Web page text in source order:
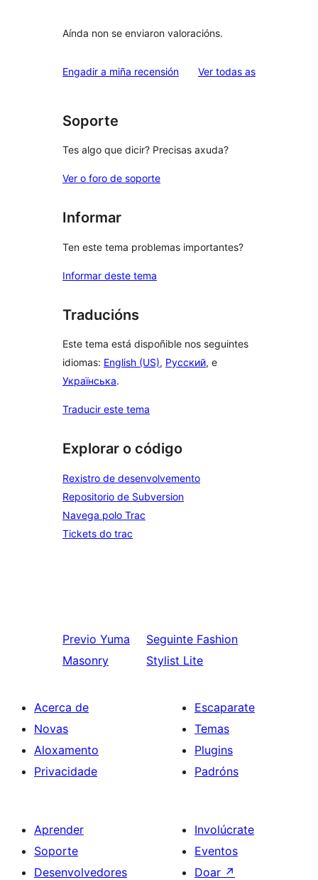
Aínda non se enviaron valoracións.
Engadir a miña recensión Ver todas asvaloracións
Soporte
Tes algo que dicir? Precisas axuda?
Ver o foro de soporte
Informar
Ten este tema problemas importantes?
Informar deste tema
Traducións
Este tema está dispoñible nos seguintes
idiomas: English (US), Русский, e
Українська.
Traducir este tema
Explorar o código
Rexistro de desenvolvemento
Repositorio de Subversion
Navega polo Trac
Tickets do trac
Previo Yuma
Masonry
Seguinte Fashion
Stylist Lite
Acerca de
Novas
Aloxamento
Privacidade
Escaparate
Temas
Plugins
Padróns
Aprender
Soporte
Desenvolvedores
Involúcrate
Eventos
Doar ↗